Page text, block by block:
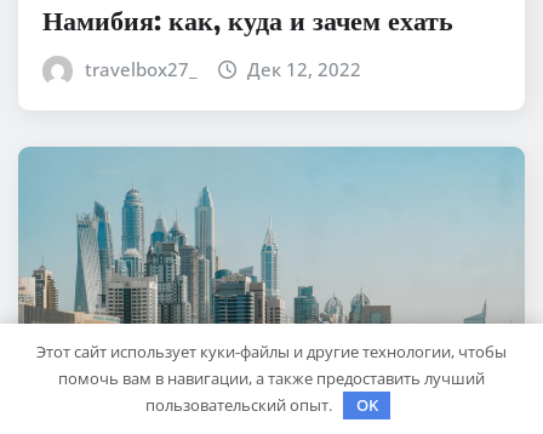
Намибия: как, куда и зачем ехать
travelbox27_ Дек 12, 2022
Этот сайт использует куки-файлы и другие технологии, чтобы
помочь вам в навигации, а также предоставить лучший
пользовательский опыт.
OK